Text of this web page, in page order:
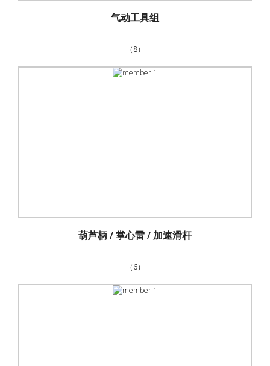
气动工具组
（8）
葫芦柄 / 掌心雷 / 加速滑杆
（6）